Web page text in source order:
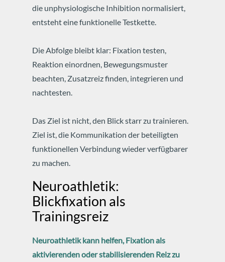
die unphysiologische Inhibition normalisiert,
entsteht eine funktionelle Testkette.
Die Abfolge bleibt klar: Fixation testen,
Reaktion einordnen, Bewegungsmuster
beachten, Zusatzreiz finden, integrieren und
nachtesten.
Das Ziel ist nicht, den Blick starr zu trainieren.
Ziel ist, die Kommunikation der beteiligten
funktionellen Verbindung wieder verfügbarer
zu machen.
Neuroathletik:
Blickfixation als
Trainingsreiz
Neuroathletik kann helfen, Fixation als
aktivierenden oder stabilisierenden Reiz zu